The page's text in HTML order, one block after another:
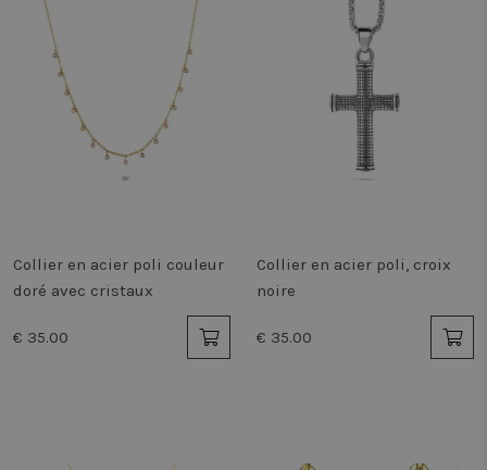
Collier en acier poli couleur
doré avec cristaux
€ 35.00
Collier en acier poli, croix
noire
€ 35.00